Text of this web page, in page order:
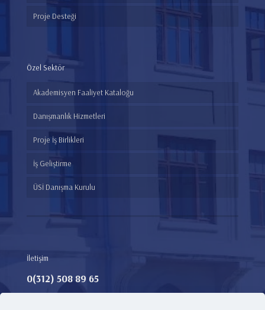
Proje Desteği
Özel Sektör
Akademisyen Faaliyet Kataloğu
Danışmanlık Hizmetleri
Proje İş Birlikleri
İş Geliştirme
ÜSİ Danışma Kurulu
İletişim
0(312) 508 89 65​